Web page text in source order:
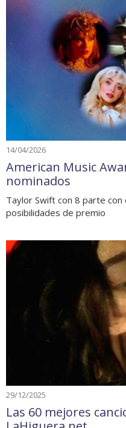
14/04/2026
American Music
nominados
Taylor Swift con 8 parte
posibilidades de premio
29/12/2025
Las 60 mejores